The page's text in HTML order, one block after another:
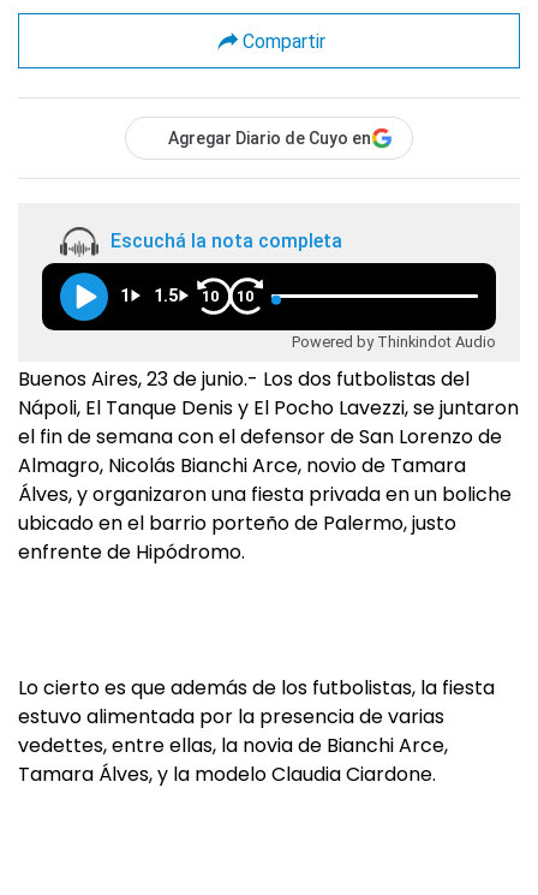
Compartir
Agregar Diario de Cuyo en
Escuchá la nota completa
1 1.5 10 10
Powered by Thinkindot Audio
Buenos Aires, 23 de junio.- Los dos futbolistas del
Nápoli, El Tanque Denis y El Pocho Lavezzi, se juntaron
el fin de semana con el defensor de San Lorenzo de
Almagro, Nicolás Bianchi Arce, novio de Tamara
Álves, y organizaron una fiesta privada en un boliche
ubicado en el barrio porteño de Palermo, justo
enfrente de Hipódromo.
Lo cierto es que además de los futbolistas, la fiesta
estuvo alimentada por la presencia de varias
vedettes, entre ellas, la novia de Bianchi Arce,
Tamara Álves, y la modelo Claudia Ciardone.